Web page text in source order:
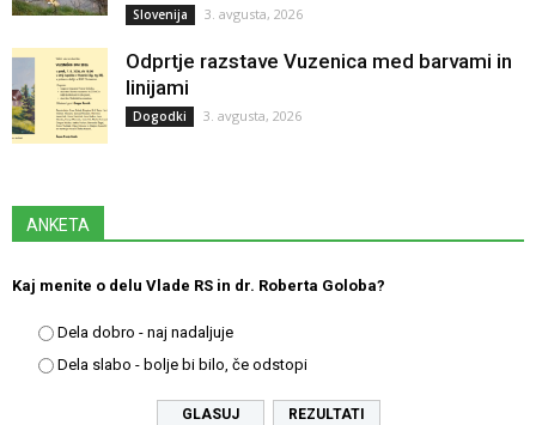
Slovenija 3. avgusta, 2026
Odprtje razstave Vuzenica med barvami in
linijami
Dogodki 3. avgusta, 2026
ANKETA
Kaj menite o delu Vlade RS in dr. Roberta Goloba?
Dela dobro - naj nadaljuje
Dela slabo - bolje bi bilo, če odstopi
REZULTATI